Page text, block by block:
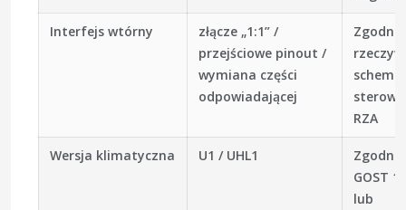
Interfejs wtórny
złącze „1:1” /
przejściowe pinout /
wymiana części
odpowiadającej
RZA
Wersja klimatyczna U1 / UHL1
GOST
lub